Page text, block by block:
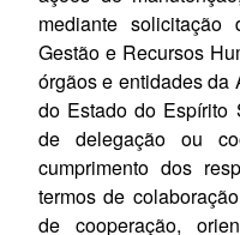
mediante
Gestão e Recursos
órgãos e entidades da
do Estado do Espírito
de delegação ou
cumprimento dos
termos de
de cooperação,